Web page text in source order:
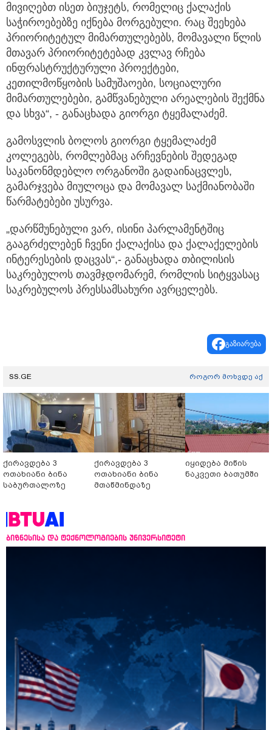
მივიღებთ ისეთ ბიუჯეტს, რომელიც ქალაქის
საჭიროებებზე იქნება მორგებული. რაც შეეხება
პრიორიტეტულ მიმართულებებს, მომავალი წლის
მთავარ პრიორიტეტებად კვლავ რჩება
ინფრასტრუქტურული პროექტები,
კეთილმოწყობის სამუშაოები, სოციალური
მიმართულებები, გამწვანებული არეალების შექმნა
და სხვა“, - განაცხადა გიორგი ტყემალაძემ.
გამოსვლის ბოლოს გიორგი ტყემალაძემ
კოლეგებს, რომლებმაც არჩევნების შედეგად
საკანონმდებლო ორგანოში გადაინაცვლეს,
გამარჯვება მიულოცა და მომავალ საქმიანობაში
წარმატებები უსურვა.
„დარწმუნებული ვარ, ისინი პარლამენტშიც
გააგრძელებენ ჩვენი ქალაქისა და ქალაქელების
ინტერესების დაცვას“,- განაცხადა თბილისის
საკრებულოს თავმჯდომარემ, რომლის სიტყვასაც
საკრებულოს პრესსამსახური ავრცელებს.
გაზიარება
SS.GE როგორ მოხვდე აქ
ქირავდება 3
ოთახიანი ბინა
საბურთალოზე
ქირავდება 3
ოთახიანი ბინა
მთაწმინდაზე
იყიდება მიწის
ნაკვეთი ბათუმში
ბიზნესისა და ტექნოლოგიების უნივერსიტეტი